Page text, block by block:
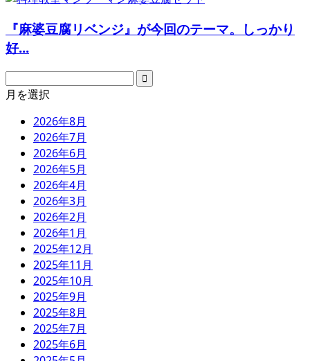
『麻婆豆腐リベンジ』が今回のテーマ。しっかり
好...
月を選択
2026年8月
2026年7月
2026年6月
2026年5月
2026年4月
2026年3月
2026年2月
2026年1月
2025年12月
2025年11月
2025年10月
2025年9月
2025年8月
2025年7月
2025年6月